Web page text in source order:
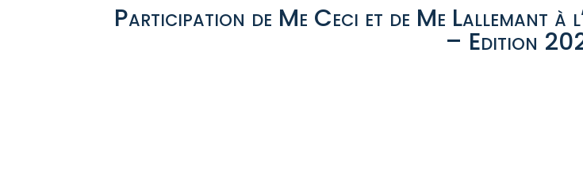
Participation de Me Ceci et de Me Lallemant à
– Edition